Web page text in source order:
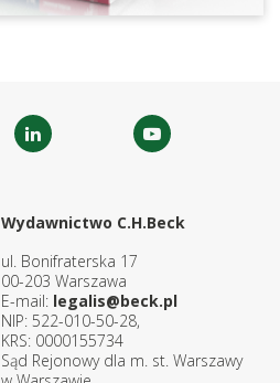
Wydawnictwo C.H.Beck
ul. Bonifraterska 17
00-203 Warszawa
E-mail: legalis@beck.pl
NIP: 522-010-50-28,
KRS: 0000155734
Sąd Rejonowy dla m. st. Warszawy